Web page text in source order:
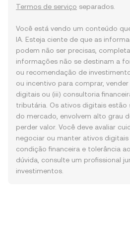
Termos de serviço separados.
Você está vendo um conteúdo
IA. Esteja ciente de que as
podem não ser precisas,
informações não se destinam a
ou recomendação de
ou incentivo para comprar,
digitais ou (iii) consultoria
tributária. Os ativos digitais estão
do mercado, envolvem alto grau
perder valor. Você deve avaliar
negociar ou manter ativos
condição financeira e tolerância
dúvida, consulte um profissional
investimentos.